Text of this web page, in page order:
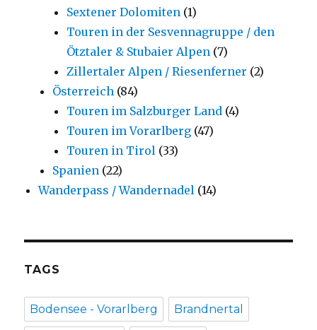
Sextener Dolomiten (1)
Touren in der Sesvennagruppe / den
Ötztaler & Stubaier Alpen (7)
Zillertaler Alpen / Riesenferner (2)
Österreich (84)
Touren im Salzburger Land (4)
Touren im Vorarlberg (47)
Touren in Tirol (33)
Spanien (22)
Wanderpass / Wandernadel (14)
TAGS
Bodensee - Vorarlberg Brandnertal